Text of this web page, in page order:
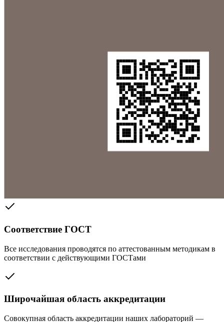
Соответствие ГОСТ
Все исследования проводятся по аттестованным методикам в
соответствии с действующими ГОСТами
Широчайшая область аккредитации
Совокупная область аккредитации наших лабораторий —